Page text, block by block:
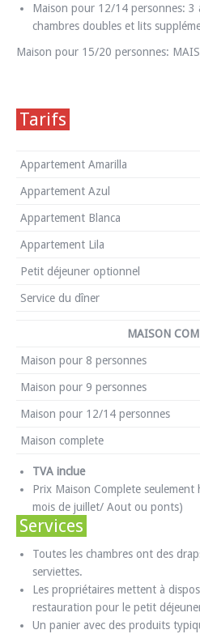
Maison pour 12/14 personnes: 3
chambres doubles et lits
Maison pour 15/20 personnes:
Tarifs
Appartement Amarilla
Appartement Azul
Appartement Blanca
Appartement Lila
Petit déjeuner optionnel
Service du dîner
MAISON
Maison pour 8 personnes
Maison pour 9 personnes
Maison pour 12/14 personnes
Maison complete
TVA inclue
Prix Maison Complete seulement
mois de juillet/ Aout ou ponts)
Services
Toutes les chambres ont des
serviettes.
Les propriétaires mettent à
restauration pour le petit
Un panier avec des produits